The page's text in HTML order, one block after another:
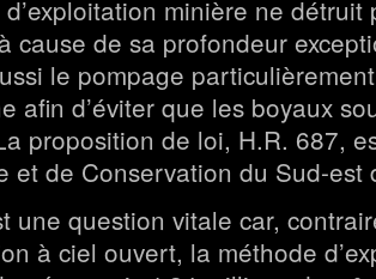
minière ne détruit
cause de sa profondeur
le pompage
afin d’éviter que les boyaux
proposition de loi, H.R. 687,
et de Conservation du Sud-est
une question vitale car,
à ciel ouvert, la méthode